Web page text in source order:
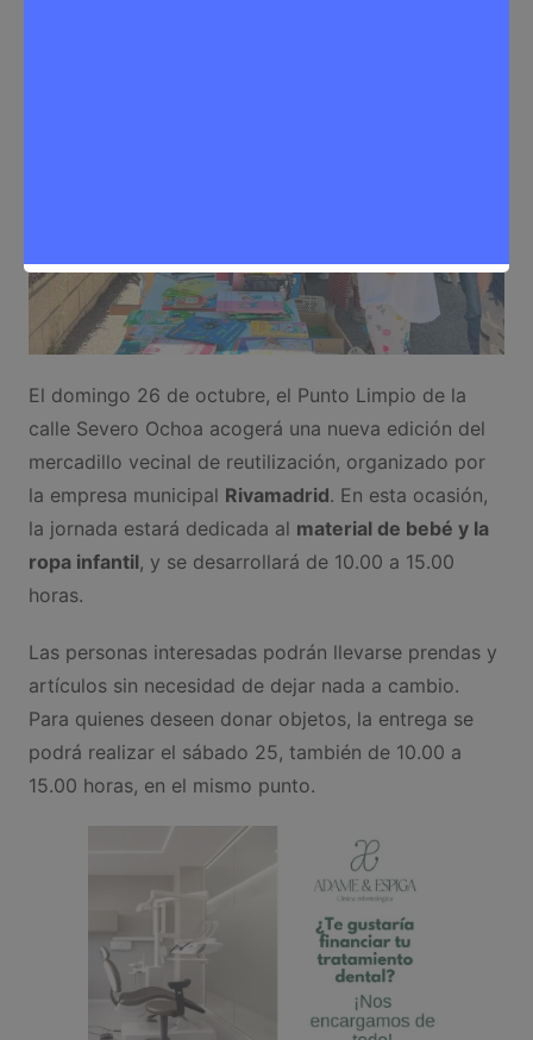
El domingo 26 de octubre, el Punto Limpio de la
calle Severo Ochoa acogerá una nueva edición del
mercadillo vecinal de reutilización, organizado por
la empresa municipal Rivamadrid. En esta ocasión,
la jornada estará dedicada al material de bebé y la
ropa infantil, y se desarrollará de 10.00 a 15.00
horas.
Las personas interesadas podrán llevarse prendas y
artículos sin necesidad de dejar nada a cambio.
Para quienes deseen donar objetos, la entrega se
podrá realizar el sábado 25, también de 10.00 a
15.00 horas, en el mismo punto.